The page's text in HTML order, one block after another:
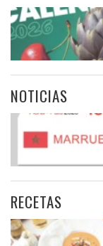
NOTICIAS
RECETAS